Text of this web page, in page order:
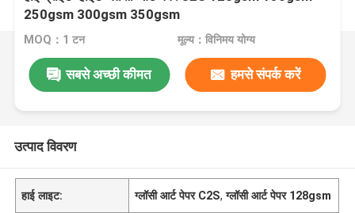
250gsm 300gsm 350gsm
MOQ：1 टन मूल्य：विनिमय योग्य
सबसे अच्छी कीमत हमसे संपर्क करें
उत्पाद विवरण
हाई लाइट: ग्लॉसी आर्ट पेपर C2S,ग्लॉसी आर्ट पेपर 128gsm